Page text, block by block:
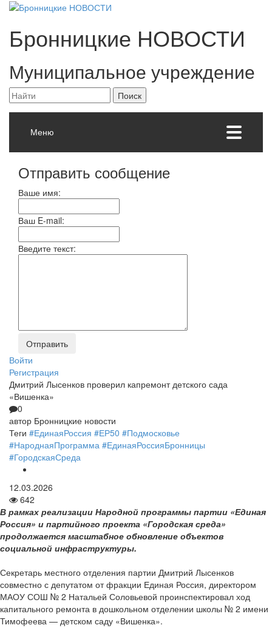
Бронницкие НОВОСТИ
Муниципальное учреждение
Меню
Отправить сообщение
Ваше имя:
Ваш E-mail:
Введите текст:
Войти
Регистрация
Дмитрий Лысенков проверил капремонт детского сада
«Вишенка»
0
автор Бронницкие новости
Теги #ЕдинаяРоссия #ЕР50 #Подмосковье
#НароднаяПрограмма #ЕдинаяРоссияБронницы
#ГородскаяСреда
12.03.2026
642
В рамках реализации Народной программы партии «Единая
Россия» и партийного проекта «Городская среда»
продолжается масштабное обновление объектов
социальной инфраструктуры.
Секретарь местного отделения партии Дмитрий Лысенков
совместно с депутатом от фракции Единая Россия, директором
МАОУ СОШ № 2 Натальей Соловьевой проинспектировал ход
капитального ремонта в дошкольном отделении школы № 2 имени
Тимофеева — детском саду «Вишенка».